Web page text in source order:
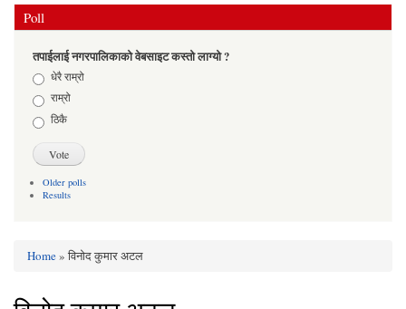
Poll
तपाईलाई नगरपालिकाको वेबसाइट कस्तो लाग्यो ?
Choicesधेरै राम्रो
राम्रो
ठिकै
Older polls
Results
You are here
Home» विनोद कुमार अटल